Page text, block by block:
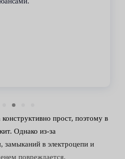
прост, поэтому в
Однако из-за
замыканий в электроцепи и
повреждается.